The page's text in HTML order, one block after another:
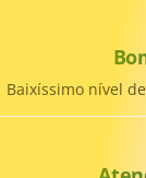
Baixíssimo nível